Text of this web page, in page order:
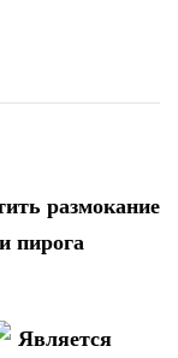
размокание
пирога